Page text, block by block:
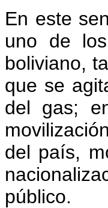
En este
uno de
boliviano,
que se
del gas;
del país,
público.